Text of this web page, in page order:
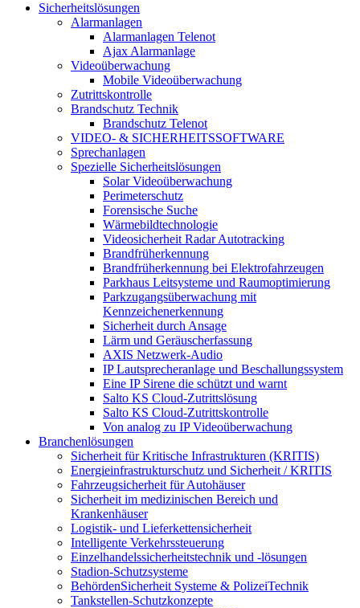
Sicherheitslösungen
Alarmanlagen
Alarmanlagen Telenot
Ajax Alarmanlage
Videoüberwachung
Mobile Videoüberwachung
Zutrittskontrolle
Brandschutz Technik
Brandschutz Telenot
VIDEO- & SICHERHEITSSOFTWARE
Sprechanlagen
Spezielle Sicherheitslösungen
Solar Videoüberwachung
Perimeterschutz
Forensische Suche
Wärmebildtechnologie
Videosicherheit Radar Autotracking​
Brandfrüherkennung
Brandfrüherkennung bei Elektrofahrzeugen
Parkhaus Leitsysteme und Raumoptimierung
Parkzugangsüberwachung mit
Kennzeichenerkennung
Sicherheit durch Ansage
Lärm und Geräuscherfassung
AXIS Netzwerk-Audio
IP Lautsprecheranlage und Beschallungssystem
Eine IP Sirene die schützt und warnt
Salto KS Cloud-Zutrittslösung
Salto KS Cloud-Zutrittskontrolle
Von analog zu IP Videoüberwachung
Branchenlösungen
Sicherheit für Kritische Infrastrukturen (KRITIS)
Energieinfrastrukturschutz und Sicherheit / KRITIS
Fahrzeugsicherheit für Autohäuser
Sicherheit im medizinischen Bereich und
Krankenhäuser
Logistik- und Lieferkettensicherheit
Intelligente Verkehrssteuerung
Einzelhandelssicherheitstechnik und -lösungen
Stadion-Schutzsysteme
BehördenSicherheit Systeme & PolizeiTechnik
Tankstellen-Schutzkonzepte​